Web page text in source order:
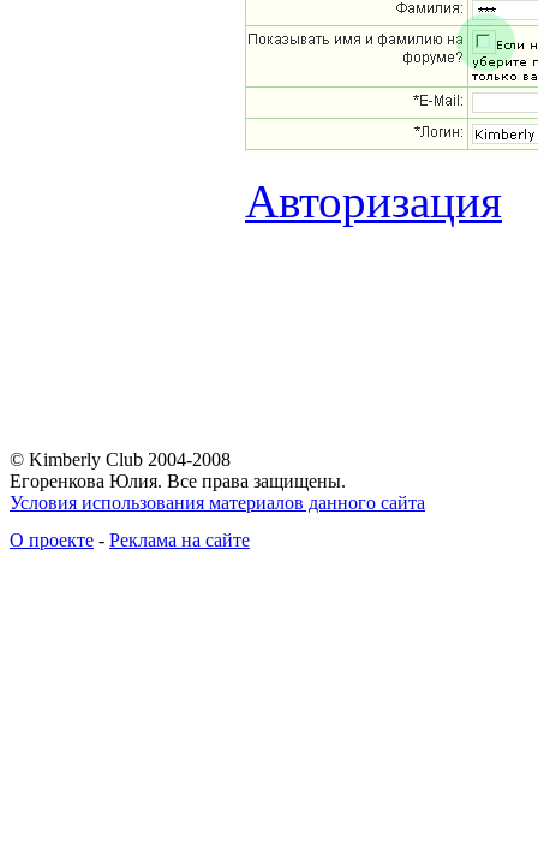
Авторизация
© Kimberly Club 2004-2008
Егоренкова Юлия. Все права защищены.
Условия использования материалов данного сайта
О проекте - Реклама на сайте